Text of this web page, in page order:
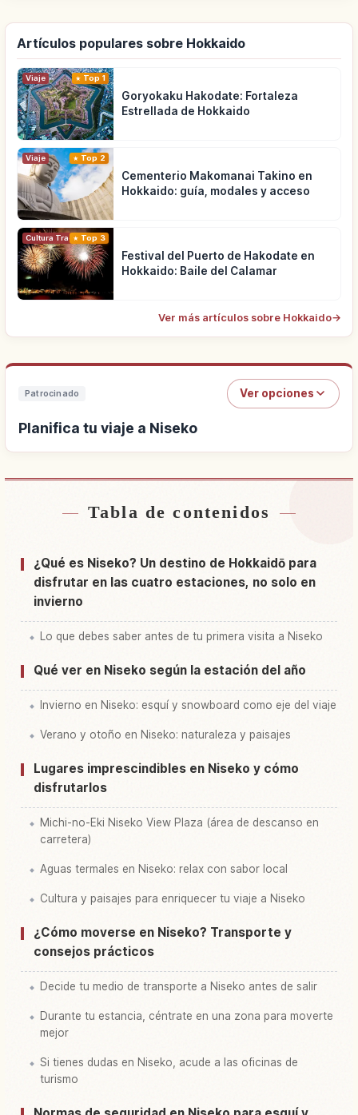
Artículos populares sobre Hokkaido
Viaje Top 1
Goryokaku Hakodate: Fortaleza
Estrellada de Hokkaido
Viaje Top 2
Cementerio Makomanai Takino en
Hokkaido: guía, modales y acceso
Cultura Tradicional
Top 3
Festival del Puerto de Hakodate en
Hokkaido: Baile del Calamar
Ver más artículos sobre Hokkaido→
Patrocinado Ver opciones
Planifica tu viaje a Niseko
Buscar alojamiento cerca de Niseko↗
Buscar experiencias en Niseko↗
Tabla de contenidos
¿Qué es Niseko? Un destino de Hokkaidō para
disfrutar en las cuatro estaciones, no solo en
invierno
Lo que debes saber antes de tu primera visita a Niseko
Qué ver en Niseko según la estación del año
Invierno en Niseko: esquí y snowboard como eje del viaje
Verano y otoño en Niseko: naturaleza y paisajes
Lugares imprescindibles en Niseko y cómo
disfrutarlos
Michi-no-Eki Niseko View Plaza (área de descanso en
carretera)
Aguas termales en Niseko: relax con sabor local
Cultura y paisajes para enriquecer tu viaje a Niseko
¿Cómo moverse en Niseko? Transporte y
consejos prácticos
Decide tu medio de transporte a Niseko antes de salir
Durante tu estancia, céntrate en una zona para moverte
mejor
Si tienes dudas en Niseko, acude a las oficinas de
turismo